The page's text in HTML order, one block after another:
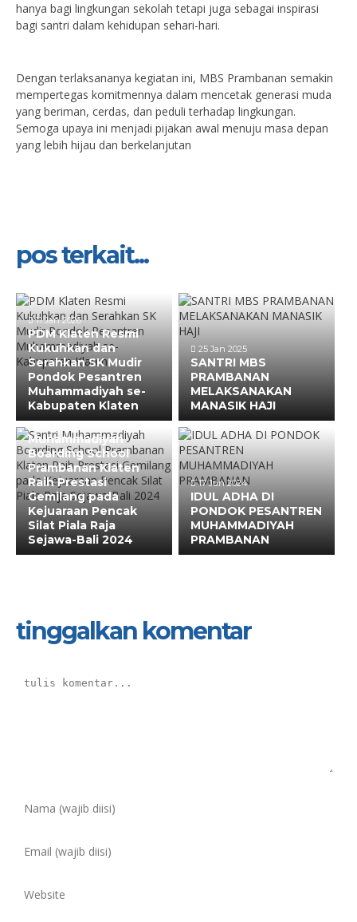
hanya bagi lingkungan sekolah tetapi juga sebagai inspirasi
bagi santri dalam kehidupan sehari-hari.
Dengan terlaksananya kegiatan ini, MBS Prambanan semakin
mempertegas komitmennya dalam mencetak generasi muda
yang beriman, cerdas, dan peduli terhadap lingkungan.
Semoga upaya ini menjadi pijakan awal menuju masa depan
yang lebih hijau dan berkelanjutan
pos terkait...
11 Jan 2026
PDM Klaten Resmi
Kukuhkan dan
Serahkan SK Mudir
Pondok Pesantren
Muhammadiyah se-
Kabupaten Klaten
25 Jan 2025
SANTRI MBS
PRAMBANAN
MELAKSANAKAN
MANASIK HAJI
30 Dec 2024
Santri
Muhammadiyah
Boarding School
Prambanan Klaten
Raih Prestasi
Gemilang pada
Kejuaraan Pencak
Silat Piala Raja
Sejawa-Bali 2024
17 Jun 2024
IDUL ADHA DI
PONDOK PESANTREN
MUHAMMADIYAH
PRAMBANAN
tinggalkan komentar